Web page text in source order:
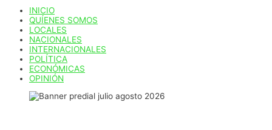
INICIO
QUÍENES SOMOS
LOCALES
NACIONALES
INTERNACIONALES
POLÍTICA
ECONÓMICAS
OPINIÓN